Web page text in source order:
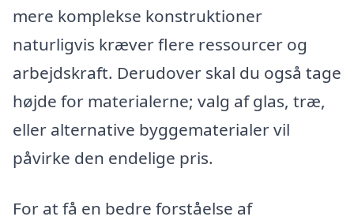
mere komplekse konstruktioner
naturligvis kræver flere ressourcer og
arbejdskraft. Derudover skal du også tage
højde for materialerne; valg af glas, træ,
eller alternative byggematerialer vil
påvirke den endelige pris.
For at få en bedre forståelse af